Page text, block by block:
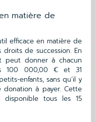
matière de
efficace en matière de
de succession. En
peut donner à chacun
100 000,00 € et 31
enfants, sans qu’il y
à payer. Cette
disponible tous les 15